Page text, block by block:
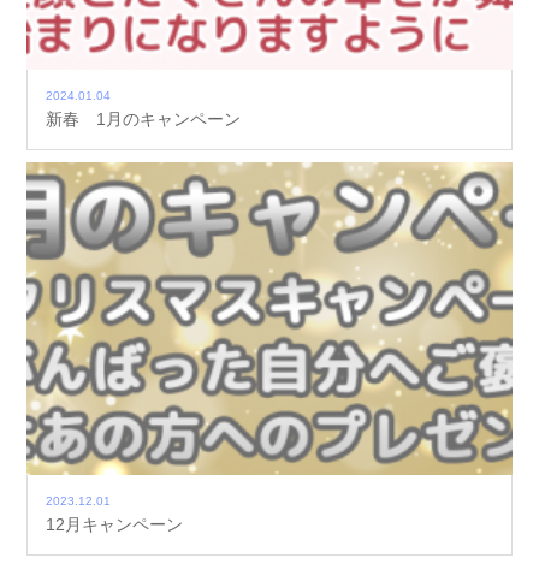
2024.01.04
新春 1月のキャンペーン
2023.12.01
12月キャンペーン